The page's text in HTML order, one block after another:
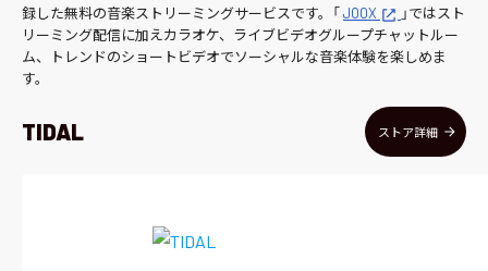
録した無料の音楽ストリーミングサービスです。「JOOX
」ではスト
リーミング配信に加えカラオケ、ライブビデオグループチャットルー
ム、トレンドのショートビデオでソーシャルな音楽体験を楽しめま
す。
TIDAL ストア詳細